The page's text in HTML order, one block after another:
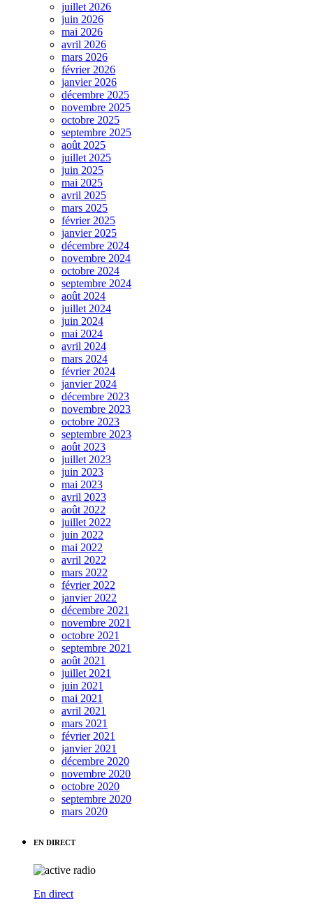
juillet 2026
juin 2026
mai 2026
avril 2026
mars 2026
février 2026
janvier 2026
décembre 2025
novembre 2025
octobre 2025
septembre 2025
août 2025
juillet 2025
juin 2025
mai 2025
avril 2025
mars 2025
février 2025
janvier 2025
décembre 2024
novembre 2024
octobre 2024
septembre 2024
août 2024
juillet 2024
juin 2024
mai 2024
avril 2024
mars 2024
février 2024
janvier 2024
décembre 2023
novembre 2023
octobre 2023
septembre 2023
août 2023
juillet 2023
juin 2023
mai 2023
avril 2023
août 2022
juillet 2022
juin 2022
mai 2022
avril 2022
mars 2022
février 2022
janvier 2022
décembre 2021
novembre 2021
octobre 2021
septembre 2021
août 2021
juillet 2021
juin 2021
mai 2021
avril 2021
mars 2021
février 2021
janvier 2021
décembre 2020
novembre 2020
octobre 2020
septembre 2020
mars 2020
EN DIRECT
En direct